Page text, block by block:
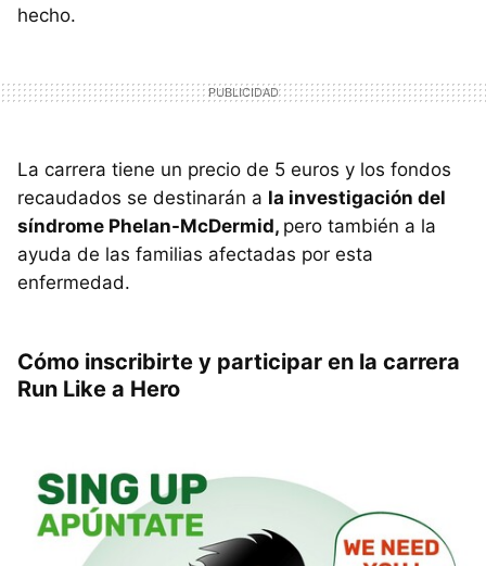
hecho.
La carrera tiene un precio de 5 euros y los fondos
recaudados se destinarán a la investigación del
síndrome Phelan-McDermid, pero también a la
ayuda de las familias afectadas por esta
enfermedad.
Cómo inscribirte y participar en la carrera
Run Like a Hero